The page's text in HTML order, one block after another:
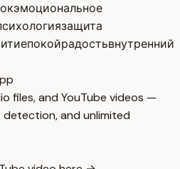
эмоциональное
защита
покойрадостьвнутренний
files, and YouTube videos —
detection, and unlimited